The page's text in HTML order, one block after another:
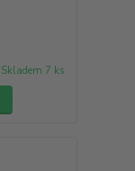
Skladem 7 ks